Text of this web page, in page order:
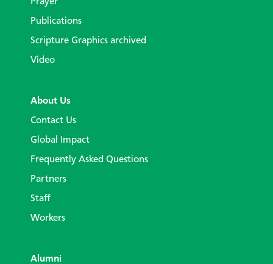
Publications
Scripture Graphics archived
Video
About Us
Contact Us
Global Impact
Frequently Asked Questions
Partners
Staff
Workers
Alumni